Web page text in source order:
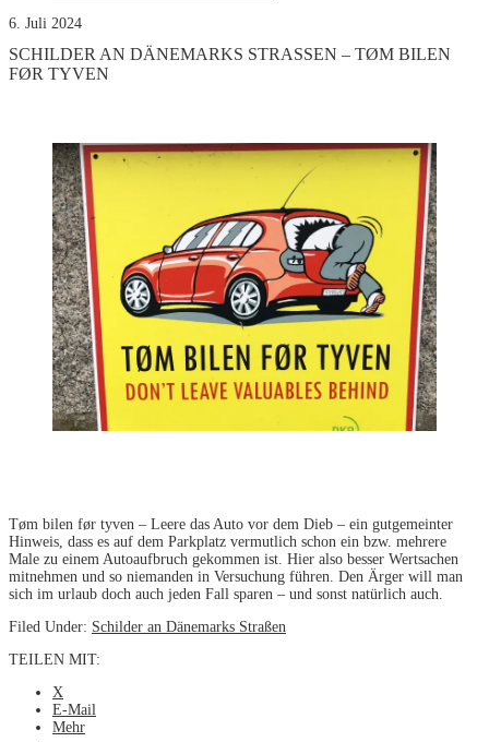
6. Juli 2024
SCHILDER AN DÄNEMARKS STRASSEN – TØM BILEN
FØR TYVEN
Tøm bilen før tyven – Leere das Auto vor dem Dieb – ein gutgemeinter
Hinweis, dass es auf dem Parkplatz vermutlich schon ein bzw. mehrere
Male zu einem Autoaufbruch gekommen ist. Hier also besser Wertsachen
mitnehmen und so niemanden in Versuchung führen. Den Ärger will man
sich im urlaub doch auch jeden Fall sparen – und sonst natürlich auch.
Filed Under: Schilder an Dänemarks Straßen
TEILEN MIT:
X
E-Mail
Mehr